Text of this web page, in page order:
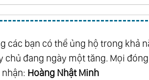
các bạn có thể ủng hộ trong khả
chủ đang ngày một tăng. Mọi
Hoàng Nhật Minh